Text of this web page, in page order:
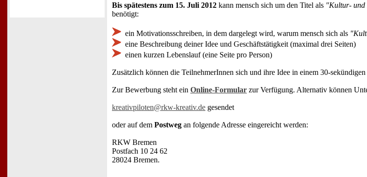
Bis spätestens zum 15. Juli 2012 kann mensch sich um den Titel als "Kultur- und
benötigt:
ein Motivationsschreiben, in dem dargelegt wird, warum mensch sich als
eine Beschreibung deiner Idee und Geschäftstätigkeit (maximal drei Seiten)
einen kurzen Lebenslauf (eine Seite pro Person)
Zusätzlich können die TeilnehmerInnen sich und ihre Idee in einem 30-
Zur Bewerbung steht ein Online-Formular zur Verfügung. Alternativ können
kreativpiloten@rkw-kreativ.de gesendet
oder auf dem Postweg an folgende Adresse eingereicht werden:
RKW Bremen
Postfach 10 24 62
28024 Bremen.